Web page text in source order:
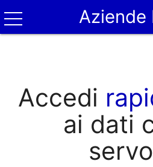
Aziende
Accedi
ai dati